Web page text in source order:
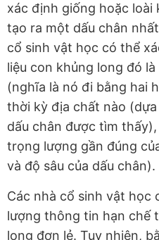
xác định giống hoặc loài
tạo ra một dấu chân
cổ sinh vật học có thể
liệu con khủng long đó
(nghĩa là nó đi bằng hai
thời kỳ địa chất nào
dấu chân được tìm
trọng lượng gần đúng
và độ sâu của dấu chân).
Các nhà cổ sinh vật
lượng thông tin hạn chế
long đơn lẻ. Tuy nhiên,